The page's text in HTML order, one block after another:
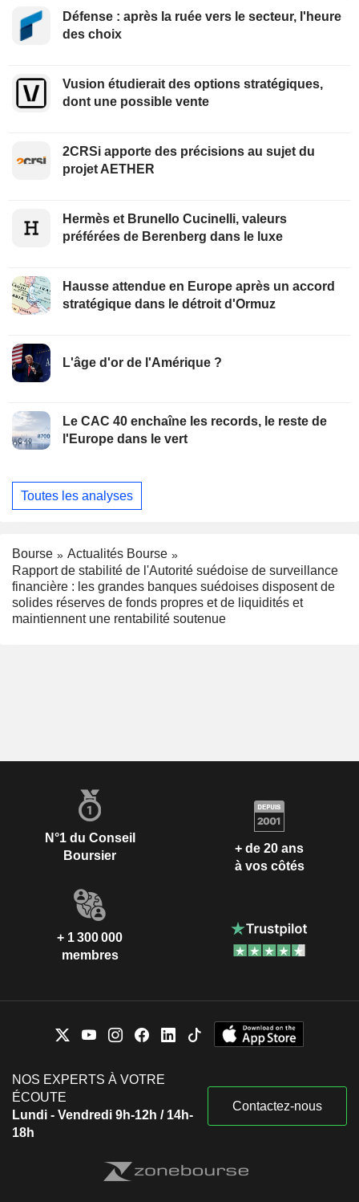
Défense : après la ruée vers le secteur, l'heure
des choix
Vusion étudierait des options stratégiques,
dont une possible vente
2CRSi apporte des précisions au sujet du
projet AETHER
Hermès et Brunello Cucinelli, valeurs
préférées de Berenberg dans le luxe
Hausse attendue en Europe après un accord
stratégique dans le détroit d'Ormuz
L'âge d'or de l'Amérique ?
Le CAC 40 enchaîne les records, le reste de
l'Europe dans le vert
Toutes les analyses
Bourse
Actualités Bourse
Rapport de stabilité de l'Autorité suédoise de surveillance
financière : les grandes banques suédoises disposent de
solides réserves de fonds propres et de liquidités et
maintiennent une rentabilité soutenue
N°1 du Conseil
Boursier
+ de 20 ans
à vos côtés
+ 1 300 000
membres
NOS EXPERTS À VOTRE
ÉCOUTE
Lundi - Vendredi 9h-12h / 14h-
18h
Contactez-nous